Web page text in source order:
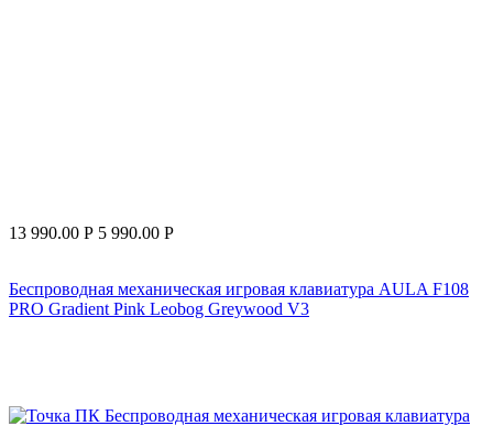
13 990.00 Р 5 990.00 Р
Беспроводная механическая игровая клавиатура AULA F108
PRO Gradient Pink Leobog Greywood V3